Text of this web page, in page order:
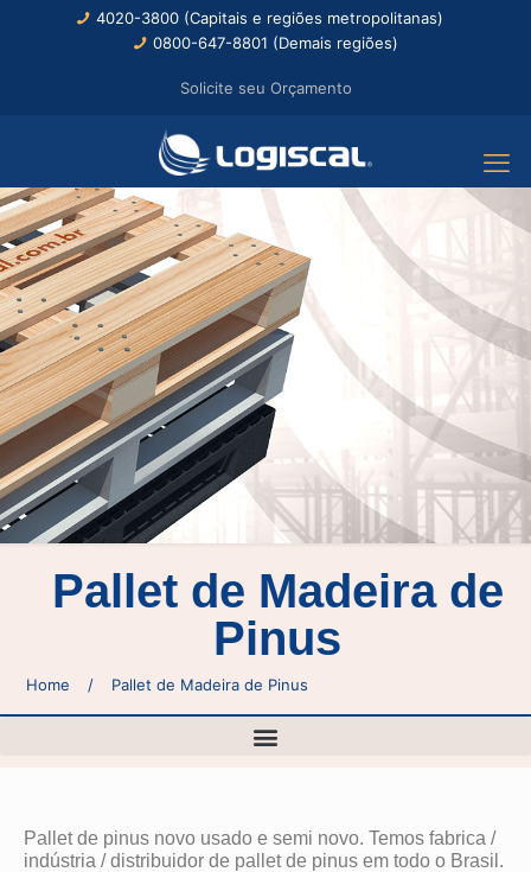
4020-3800 (Capitais e regiões metropolitanas)
0800-647-8801 (Demais regiões)
Solicite seu Orçamento
Pallet de Madeira de
Pinus
Home / Pallet de Madeira de Pinus
Pallet de pinus novo usado e semi novo. Temos fabrica /
indústria / distribuidor de pallet de pinus em todo o Brasil.